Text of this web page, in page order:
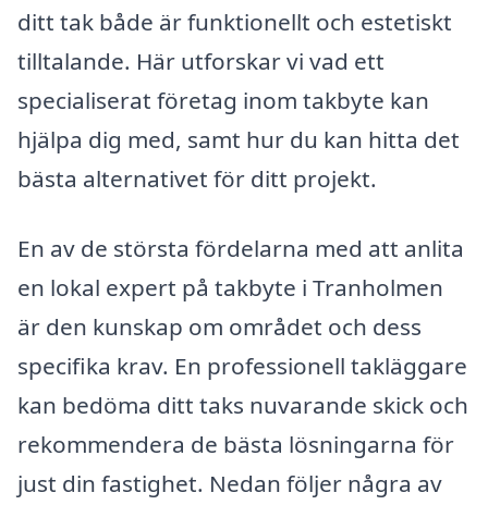
ditt tak både är funktionellt och estetiskt
tilltalande. Här utforskar vi vad ett
specialiserat företag inom takbyte kan
hjälpa dig med, samt hur du kan hitta det
bästa alternativet för ditt projekt.
En av de största fördelarna med att anlita
en lokal expert på takbyte i Tranholmen
är den kunskap om området och dess
specifika krav. En professionell takläggare
kan bedöma ditt taks nuvarande skick och
rekommendera de bästa lösningarna för
just din fastighet. Nedan följer några av